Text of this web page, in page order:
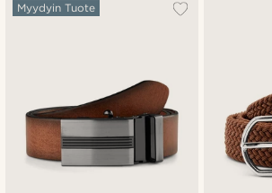
Myydyin Tuote